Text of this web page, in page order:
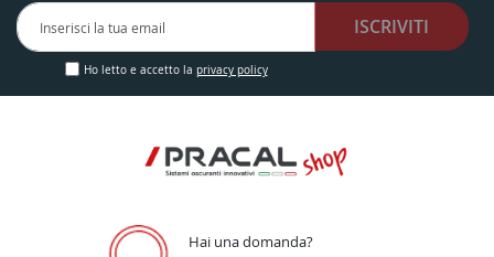
Iscriviti
alla
nostra
Newsletter:
Ho letto e accetto la privacy policy
ISCRIVITI
Hai una domanda?